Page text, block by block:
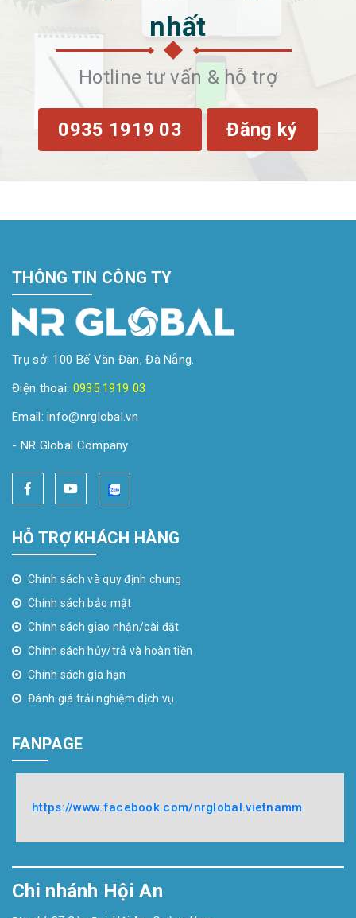
nhất
Hotline tư vấn & hỗ trợ
0935 1919 03 Đăng ký
THÔNG TIN CÔNG TY
Trụ sở: 100 Bế Văn Đàn, Đà Nẵng.
Điện thoại: 0935 1919 03
Email: info@nrglobal.vn
- NR Global Company
HỖ TRỢ KHÁCH HÀNG
Chính sách và quy định chung
Chính sách bảo mật
Chính sách giao nhận/cài đặt
Chính sách hủy/trả và hoàn tiền
Chính sách gia hạn
Đánh giá trải nghiệm dịch vụ
FANPAGE
https://www.facebook.com/nrglobal.vietnamm
Chi nhánh Hội An